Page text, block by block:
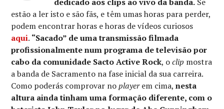
estão a ler isto e são fãs, e têm umas horas para perder,
podem encontrar horas e horas de vídeos curiosos
aqui. “Sacado” de uma transmissão filmada
profissionalmente num programa de televisão por
cabo da comunidade Sacto Active Rock, oclip mostra
a banda de Sacramento na fase inicial da sua carreira.
Como poderás comprovar noplayerem cima,nesta
altura ainda tinham uma formação diferente, com o